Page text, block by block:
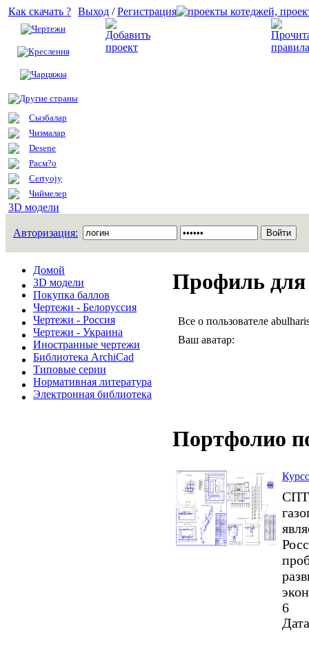
Как скачать ?
Чертежи
Креслення
Чарцяжы
Другие страны
Сызбалар
Чизмалар
Desene
Расм?о
Certyojy
Чиймелер
3D модели
Выход /Регистрация
Авторизация:
Домой
3D модели
Покупка баллов
Чертежи - Белоруссия
Чертежи - Россия
Чертежи - Украина
Иностранные чертежи
Библиотека ArchiCad
Типовые серии
Нормативная литература
Электронная библиотека
Профиль
Все о пользователе
Ваш аватар:
Портфолио
6